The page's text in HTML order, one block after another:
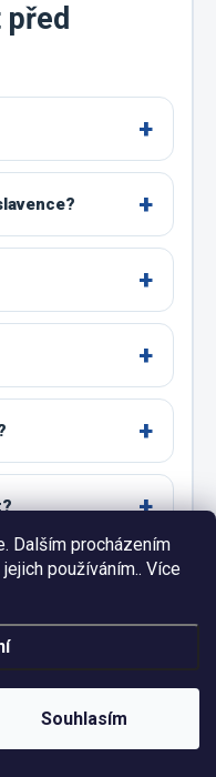
Dalším procházením
používáním.. Více
Souhlasím
ve všech